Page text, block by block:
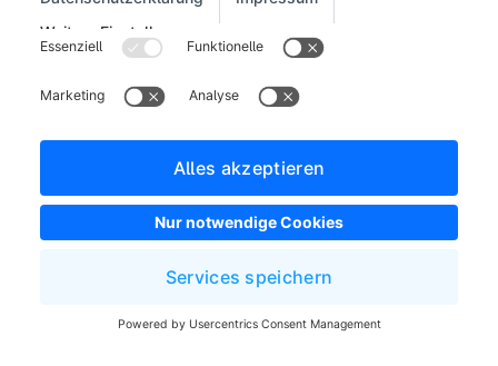
Impressum
Allgemeine Geschäftsbedingungen
Entwickler Newsletter
Cookie-Einstellungen